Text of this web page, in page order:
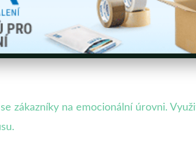
zákazníky na emocionální úrovni.